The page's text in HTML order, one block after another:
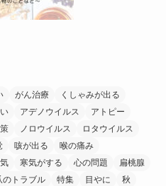
がん治療
くしゃみが出る
アデノウイルス
アトピー
ノロウイルス
ロタウイルス
咳が出る
喉の痛み
寒気がする 心の問題
扁桃腺
のトラブル 特集 目やに
秋